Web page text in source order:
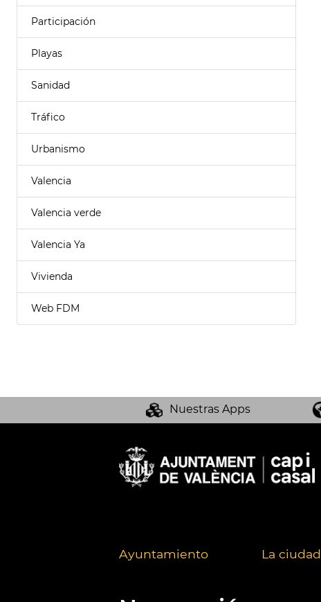
Participación
Playas
Sanidad
Tráfico
Urbanismo
Valencia
Valencia verde
Valencia Ya
Vivienda
Web FDM
Nuestras Apps
Ayuntamiento La ciudad